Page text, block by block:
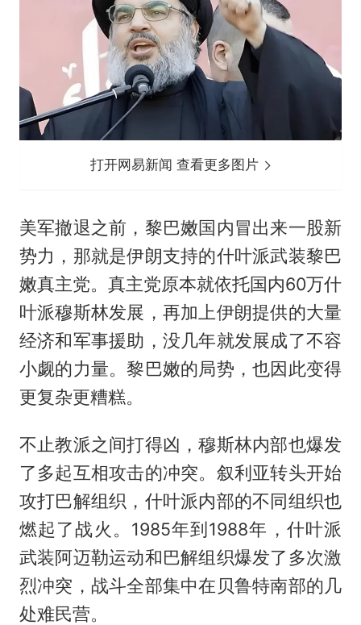
打开网易新闻 查看更多图片
美军撤退之前，黎巴嫩国内冒出来一股新
势力，那就是伊朗支持的什叶派武装黎巴
嫩真主党。真主党原本就依托国内60万什
叶派穆斯林发展，再加上伊朗提供的大量
经济和军事援助，没几年就发展成了不容
小觑的力量。黎巴嫩的局势，也因此变得
更复杂更糟糕。
不止教派之间打得凶，穆斯林内部也爆发
了多起互相攻击的冲突。叙利亚转头开始
攻打巴解组织，什叶派内部的不同组织也
燃起了战火。1985年到1988年，什叶派
武装阿迈勒运动和巴解组织爆发了多次激
烈冲突，战斗全部集中在贝鲁特南部的几
处难民营。